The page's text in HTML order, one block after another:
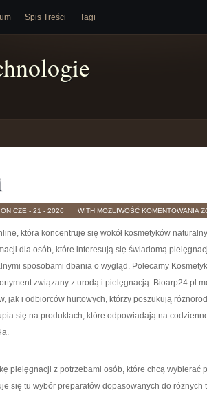
Spis Treści Tagi
ON CZE - 21 - 2026 WITH MOŻLIWOŚĆ KOMENTOWANIA
która koncentruje się wokół kosmetyków
dla osób, które interesują się świadomą
sposobami dbania o wygląd. Polecamy
związany z urodą i pielęgnacją. Bioarp24.pl
jak i odbiorców hurtowych, którzy poszukują
się na produktach, które odpowiadają na
pielęgnacji z potrzebami osób, które chcą wybierać
się tu wybór preparatów dopasowanych do różnych